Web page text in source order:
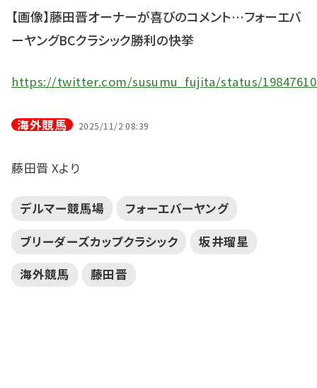
【画像】藤田晋オーナーが喜びのコメント…フォーエバ
ーヤングBCクラシック勝利の快挙
https://twitter.com/susumu_fujita/status/
海外競馬 2025/11/2 08:39
藤田晋 Xより
デルマー競馬場
フォーエバーヤング
ブリーダーズカップクラシック
坂井瑠星
海外競馬
藤田晋